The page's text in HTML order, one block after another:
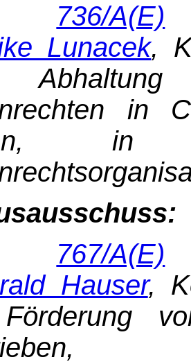
736/A(E)
Lunacek,
in
in
767/A(E)
Hauser,